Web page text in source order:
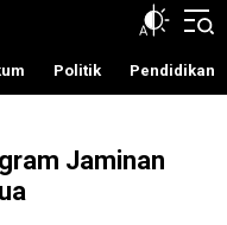
Politik Pendidikan
Jaminan